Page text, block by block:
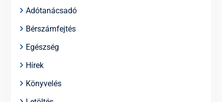
Adótanácsadó
Bérszámfejtés
Egészség
Hírek
Könyvelés